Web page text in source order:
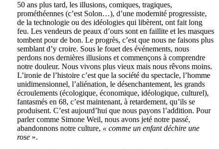
50 ans plus tard, les illusions, comiques, tragiques,
prométhéennes (c’est Solon…), d’une modernité progressiste,
de la technologie ou des idéologies qui libèrent, ont fait long
feu. Les vendeurs de peaux d’ours sont en faillite et les masques
tombent pour de bon. Le progrès, c’est que nous ne faisons plus
semblant d’y croire. Sous le fouet des événements, nous
perdons nos dernières illusions et commençons à comprendre
notre douleur. Nous vivons plus vieux mais nous rêvons moins.
L’ironie de l’histoire c’est que la société du spectacle, l’homme
unidimensionnel, l’aliénation, le désenchantement, les grands
écroulements (écologique, économique, idéologique, culturel),
fantasmés en 68, c’est maintenant, à retardement, qu’ils se
produisent. C’est aujourd’hui que nous payons l’addition. Pour
parler comme Simone Weil, nous avons jeté notre passé,
abandonnons notre culture, « comme un enfant déchire une
rose».